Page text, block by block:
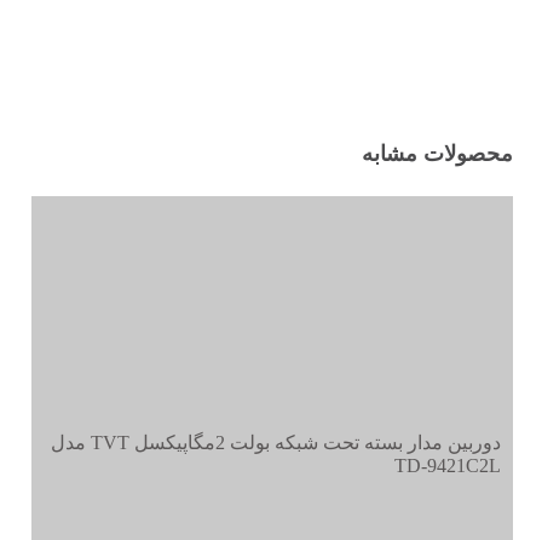
محصولات مشابه
دوربین مدار بسته تحت شبکه بولت 2مگاپیکسل TVT مدل
TD-9421C2L